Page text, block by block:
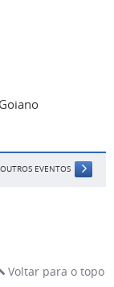
OUTROS EVENTOS
Voltar para o topo